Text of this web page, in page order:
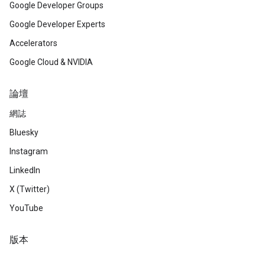
Google Developer Groups
Google Developer Experts
Accelerators
Google Cloud & NVIDIA
論壇
網誌
Bluesky
Instagram
LinkedIn
X (Twitter)
YouTube
版本